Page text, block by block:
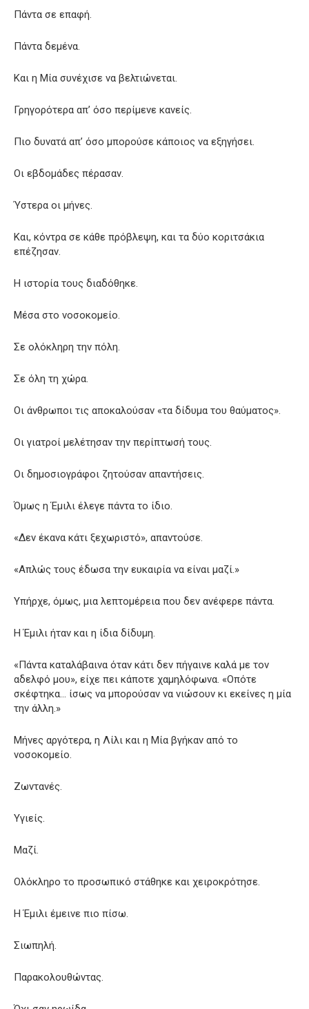
Πάντα σε επαφή.
Πάντα δεμένα.
Και η Μία συνέχισε να βελτιώνεται.
Γρηγορότερα απ’ όσο περίμενε κανείς.
Πιο δυνατά απ’ όσο μπορούσε κάποιος να εξηγήσει.
Οι εβδομάδες πέρασαν.
Ύστερα οι μήνες.
Και, κόντρα σε κάθε πρόβλεψη, και τα δύο κοριτσάκια
επέζησαν.
Η ιστορία τους διαδόθηκε.
Μέσα στο νοσοκομείο.
Σε ολόκληρη την πόλη.
Σε όλη τη χώρα.
Οι άνθρωποι τις αποκαλούσαν «τα δίδυμα του θαύματος».
Οι γιατροί μελέτησαν την περίπτωσή τους.
Οι δημοσιογράφοι ζητούσαν απαντήσεις.
Όμως η Έμιλι έλεγε πάντα το ίδιο.
«Δεν έκανα κάτι ξεχωριστό», απαντούσε.
«Απλώς τους έδωσα την ευκαιρία να είναι μαζί.»
Υπήρχε, όμως, μια λεπτομέρεια που δεν ανέφερε πάντα.
Η Έμιλι ήταν και η ίδια δίδυμη.
«Πάντα καταλάβαινα όταν κάτι δεν πήγαινε καλά με τον
αδελφό μου», είχε πει κάποτε χαμηλόφωνα. «Οπότε
σκέφτηκα… ίσως να μπορούσαν να νιώσουν κι εκείνες η μία
την άλλη.»
Μήνες αργότερα, η Λίλι και η Μία βγήκαν από το
νοσοκομείο.
Ζωντανές.
Υγιείς.
Μαζί.
Ολόκληρο το προσωπικό στάθηκε και χειροκρότησε.
Η Έμιλι έμεινε πιο πίσω.
Σιωπηλή.
Παρακολουθώντας.